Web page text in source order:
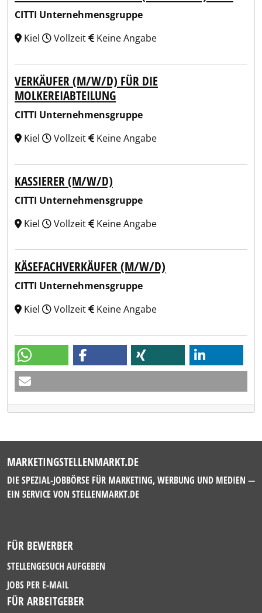
CITTI Unternehmensgruppe
Kiel
Vollzeit Keine Angabe
VERKÄUFER (M/W/D) FÜR DIE
MOLKEREIABTEILUNG
CITTI Unternehmensgruppe
Kiel
Vollzeit Keine Angabe
KASSIERER (M/W/D)
CITTI Unternehmensgruppe
Kiel
Vollzeit Keine Angabe
KÄSEFACHVERKÄUFER (M/W/D)
CITTI Unternehmensgruppe
Kiel
Vollzeit Keine Angabe
MARKETINGSTELLENMARKT.DE
DIE SPEZIAL-JOBBÖRSE FÜR MARKETING, WERBUNG UND MEDIEN —
EIN SERVICE VON STELLENMARKT.DE
FÜR BEWERBER
STELLENGESUCH AUFGEBEN
JOBS PER E-MAIL
FÜR ARBEITGEBER